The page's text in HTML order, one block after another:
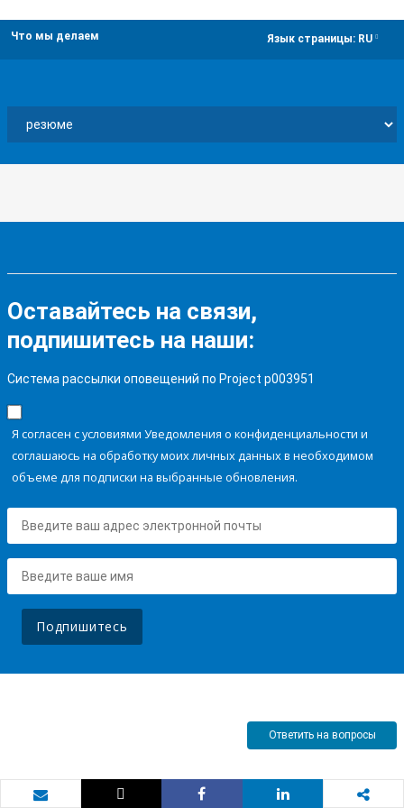
Что мы делаем Язык страницы: RU
Оставайтесь на связи,
подпишитесь на наши:
Система рассылки оповещений по Project p003951
Я согласен с условиями Уведомления о конфиденциальности и
соглашаюсь на обработку моих личных данных в необходимом
объеме для подписки на выбранные обновления.
Подпишитесь
Ответить на вопросы